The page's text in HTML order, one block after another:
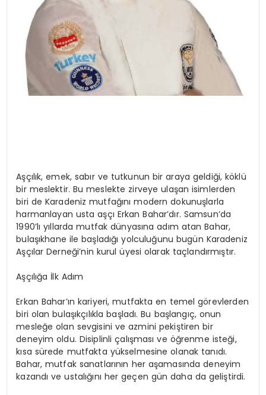
Aşçılık, emek, sabır ve tutkunun bir araya geldiği, köklü
bir meslektir. Bu meslekte zirveye ulaşan isimlerden
biri de Karadeniz mutfağını modern dokunuşlarla
harmanlayan usta aşçı Erkan Bahar’dır. Samsun’da
1990’lı yıllarda mutfak dünyasına adım atan Bahar,
bulaşıkhane ile başladığı yolculuğunu bugün Karadeniz
Aşçılar Derneği’nin kurul üyesi olarak taçlandırmıştır.
Aşçılığa İlk Adım
Erkan Bahar’ın kariyeri, mutfakta en temel görevlerden
biri olan bulaşıkçılıkla başladı. Bu başlangıç, onun
mesleğe olan sevgisini ve azmini pekiştiren bir
deneyim oldu. Disiplinli çalışması ve öğrenme isteği,
kısa sürede mutfakta yükselmesine olanak tanıdı.
Bahar, mutfak sanatlarının her aşamasında deneyim
kazandı ve ustalığını her geçen gün daha da geliştirdi.